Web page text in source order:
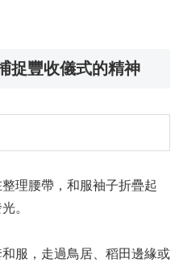
捉豐收儀式的精神
理腰帶，和服袖子折疊起
。
服，走過鳥居、稻田邊緣或